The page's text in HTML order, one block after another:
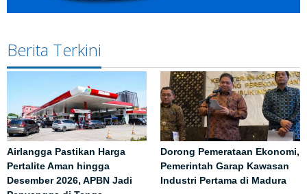
Berita Terkini
Airlangga Pastikan Harga
Pertalite Aman hingga
Desember 2026, APBN Jadi
Dorong Pemerataan Ekonomi,
Pemerintah Garap Kawasan
Industri Pertama di Madura